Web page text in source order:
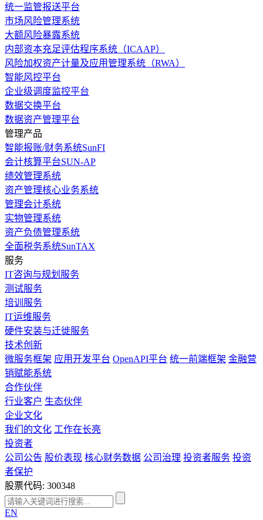
统一监管报送平台
市场风险管理系统
大额风险暴露系统
内部资本充足评估程序系统（ICAAP）
风险加权资产计量及应用管理系统（RWA）
智能风控平台
企业级调度监控平台
数据交换平台
数据资产管理平台
管理产品
智能报账/财务系统SunFI
会计核算平台SUN-AP
绩效管理系统
资产管理核心业务系统
管理会计系统
实物管理系统
资产负债管理系统
全面税务系统SunTAX
服务
IT咨询与规划服务
测试服务
培训服务
IT运维服务
硬件安装与迁徙服务
技术创新
微服务框架 应用开发平台 OpenAPI平台 统一前端框架 金融营
销赋能系统
合作伙伴
行业客户 生态伙伴
企业文化
我们的文化 工作在长亮
投资者
公司公告 股价表现 核心财务数据 公司治理 投资者服务 投资
者保护
股票代码: 300348
EN